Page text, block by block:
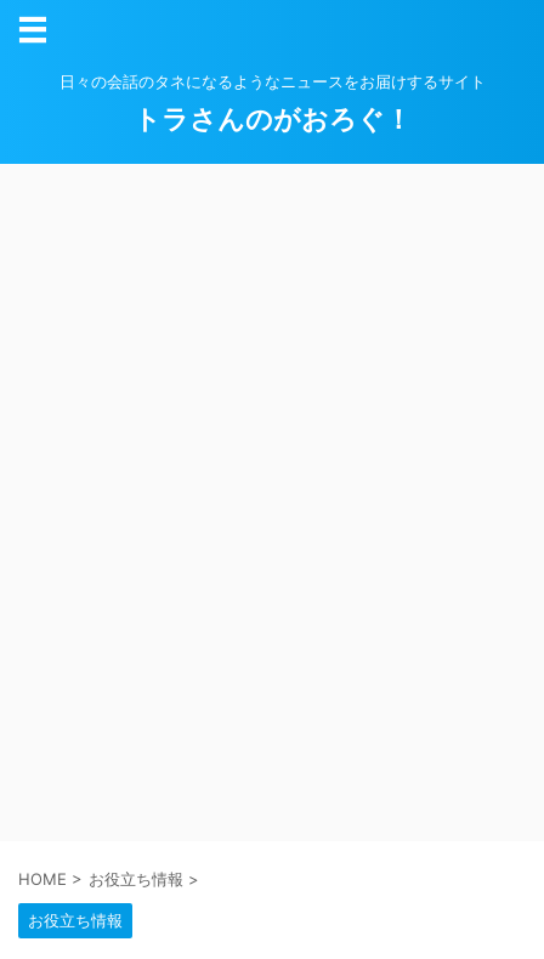
日々の会話のタネになるようなニュースをお届けするサイト
トラさんのがおろぐ！
HOME > お役立ち情報 >
お役立ち情報